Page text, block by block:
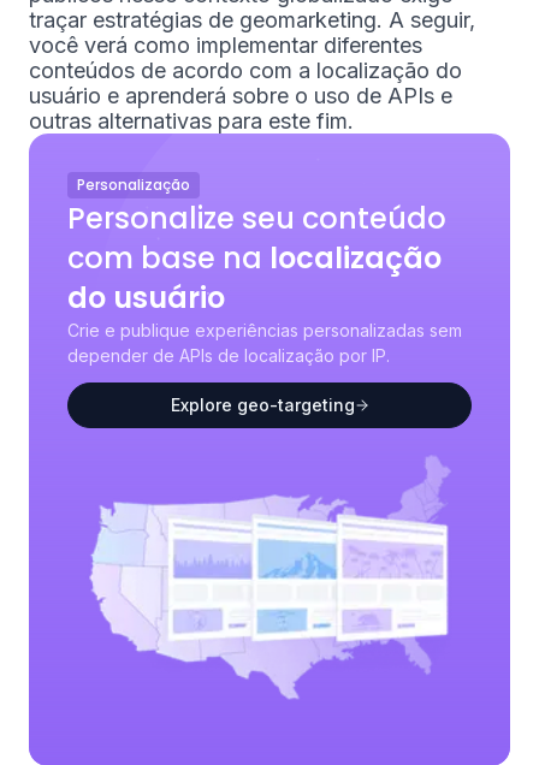
traçar estratégias de geomarketing. A seguir,
você verá como implementar diferentes
conteúdos de acordo com a localização do
usuário e aprenderá sobre o uso de APIs e
outras alternativas para este fim.
Personalização
Personalize seu conteúdo
com base na localização
do usuário
Crie e publique experiências personalizadas sem
depender de APIs de localização por IP.
Explore geo-targeting